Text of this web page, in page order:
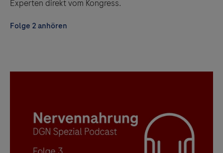
Experten direkt vom Kongress.
Folge 2 anhören